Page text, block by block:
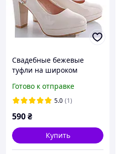
Свадебные бежевые
туфли на широком
Готово к отправке
5.0 (1)
590₴
Купить